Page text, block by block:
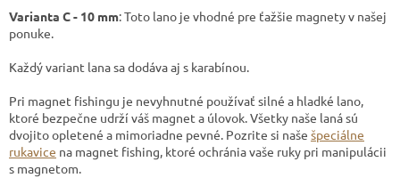
Varianta C - 10 mm: Toto lano je vhodné pre ťažšie magnety v našej
ponuke.
Každý variant lana sa dodáva aj s karabínou.
Pri magnet fishingu je nevyhnutné používať silné a hladké lano,
ktoré bezpečne udrží váš magnet a úlovok. Všetky naše laná sú
dvojito opletené a mimoriadne pevné. Pozrite si naše špeciálne
rukavice na magnet fishing, ktoré ochránia vaše ruky pri manipulácii
s magnetom.